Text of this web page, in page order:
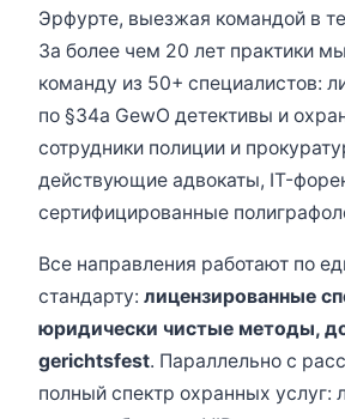
Эрфурте, выезжая командой в
За более чем 20 лет практики
команду из 50+ специалистов:
по §34a GewO детективы и
сотрудники полиции и
действующие адвокаты, IT-
сертифицированные
Все направления работают по
стандарту: лицензированные
юридически чистые методы,
gerichtsfest. Параллельно с
полный спектр охранных услуг: